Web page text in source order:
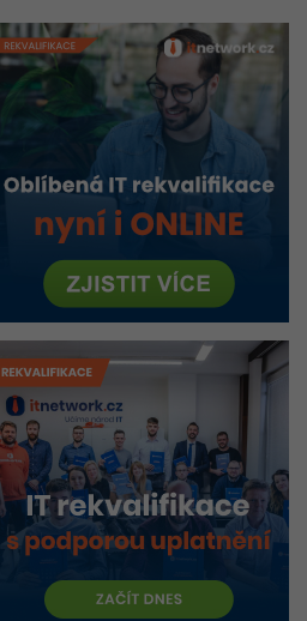
Případová studie v SAP (aneb
něco praktického) - Dokončení